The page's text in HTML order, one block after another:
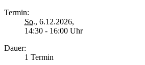
Termin:
So., 6.12.2026,
14:30 - 16:00 Uhr
Dauer:
1 Termin